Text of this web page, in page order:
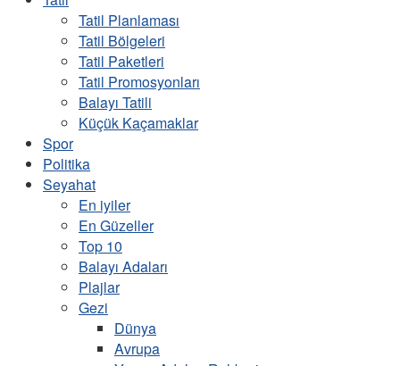
Tatil Planlaması
Tatil Bölgeleri
Tatil Paketleri
Tatil Promosyonları
Balayı Tatili
Küçük Kaçamaklar
Spor
Politika
Seyahat
En iyiler
En Güzeller
Top 10
Balayı Adaları
Plajlar
Gezi
Dünya
Avrupa